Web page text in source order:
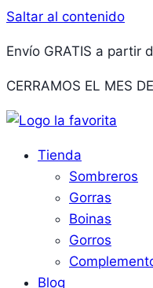
Saltar al contenido
Envío GRATIS a partir
CERRAMOS EL MES
Tienda
Sombreros
Gorras
Boinas
Gorros
Blog